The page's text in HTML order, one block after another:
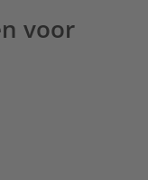
voor